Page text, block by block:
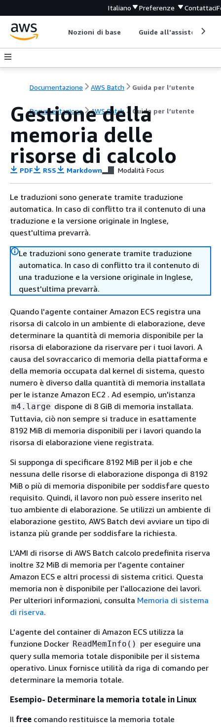
Italiano Preferenze Contattaci
Nozioni di base Guide all'assistenza
Documentazione AWS Batch Guida per l’utente
Documentazione AWS Batch Guida per l’utente
Gestione della
memoria delle
risorse di calcolo
PDF RSS Markdown Modalità Focus
Le traduzioni sono generate tramite traduzione
automatica. In caso di conflitto tra il contenuto di una
traduzione e la versione originale in Inglese,
quest'ultima prevarrà.
Le traduzioni sono generate tramite traduzione
automatica. In caso di conflitto tra il contenuto di
una traduzione e la versione originale in Inglese,
quest'ultima prevarrà.
Quando l'agente container Amazon ECS registra una
risorsa di calcolo in un ambiente di elaborazione, deve
determinare la quantità di memoria disponibile per la
risorsa di elaborazione da riservare per i tuoi lavori. A
causa del sovraccarico di memoria della piattaforma e
della memoria occupata dal kernel di sistema, questo
numero è diverso dalla quantità di memoria installata
per le istanze Amazon EC2 . Ad esempio, un'istanza
m4.large dispone di 8 GiB di memoria installata.
Tuttavia, ciò non sempre si traduce in esattamente
8192 MiB di memoria disponibili per i lavori quando la
risorsa di elaborazione viene registrata.
Si supponga di specificare 8192 MiB per il job e che
nessuna delle risorse di elaborazione disponga di 8192
MiB o più di memoria disponibile per soddisfare questo
requisito. Quindi, il lavoro non può essere inserito nel
tuo ambiente di elaborazione. Se utilizzi un ambiente di
elaborazione gestito, AWS Batch devi avviare un tipo di
istanza più grande per soddisfare la richiesta.
L'AMI di risorse di AWS Batch calcolo predefinita riserva
inoltre 32 MiB di memoria per l'agente container
Amazon ECS e altri processi di sistema critici. Questa
memoria non è disponibile per l'allocazione dei lavori.
Per ulteriori informazioni, consulta Memoria di sistema
di riserva.
L'agente del container di Amazon ECS utilizza la
funzione Docker ReadMemInfo() per eseguire una
query sulla memoria totale disponibile per il sistema
operativo. Linux fornisce utilità da riga di comando per
determinare la memoria totale.
Esempio- Determinare la memoria totale in Linux
Il free comando restituisce la memoria totale